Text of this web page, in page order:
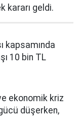
kararı geldi.
kapsamında
10 bin TL
ekonomik kriz
düşerken,